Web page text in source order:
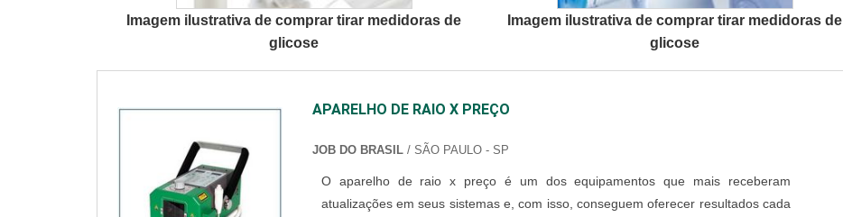
Imagem ilustrativa de comprar tirar medidoras de
glicose
Imagem ilustrativa de comprar tirar medidoras de
glicose
APARELHO DE RAIO X PREÇO
JOB DO BRASIL/ SÃO PAULO - SP
O aparelho de raio x preço é um dos equipamentos que mais receberam
atualizações em seus sistemas e, com isso, conseguem oferecer resultados cada